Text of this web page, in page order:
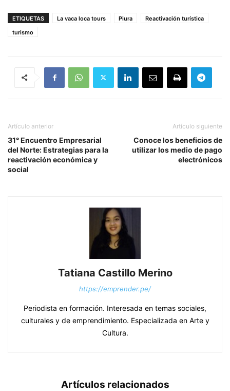
ETIQUETAS La vaca loca tours Piura
Reactivación turística
turismo
Artículo anterior
31° Encuentro Empresarial
del Norte: Estrategias para la
reactivación económica y
social
Artículo siguiente
Conoce los beneficios de
utilizar los medio de pago
electrónicos
Tatiana Castillo Merino
https://emprender.pe/
Periodista en formación. Interesada en temas sociales,
culturales y de emprendimiento. Especializada en Arte y
Cultura.
Artículos relacionados